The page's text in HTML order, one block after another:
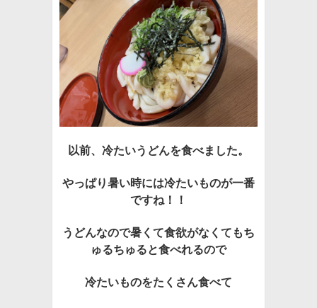
以前、冷たいうどんを食べました。
やっぱり暑い時には冷たいものが一番
ですね！！
うどんなので暑くて食欲がなくてもち
ゅるちゅると食べれるので
冷たいものをたくさん食べて